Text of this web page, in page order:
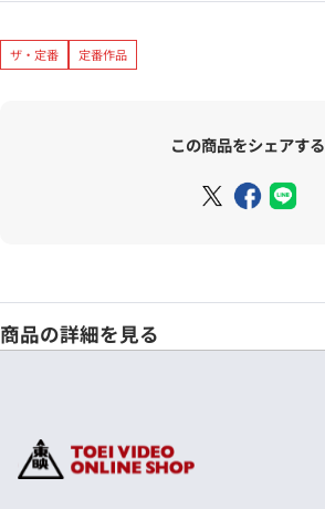
ザ・定番 定番作品
この商品をシェアする
商品の詳細を見る